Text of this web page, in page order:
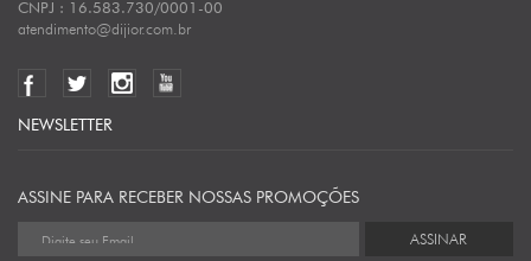
CNPJ : 16.583.730/0001-00
atendimento@dijior.com.br
NEWSLETTER
ASSINE PARA RECEBER NOSSAS PROMOÇÕES
ASSINAR